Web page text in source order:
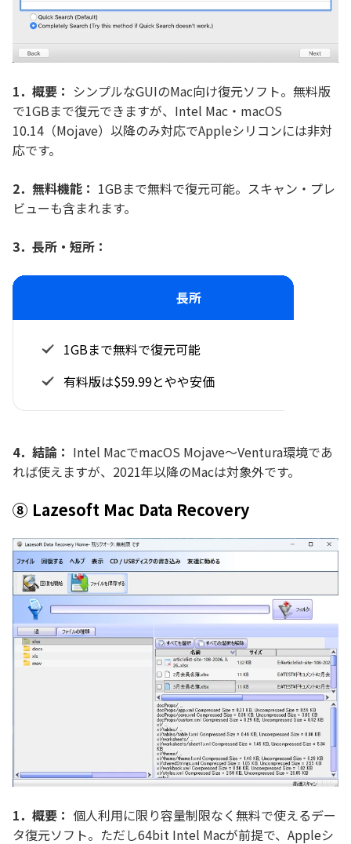
1．概要： シンプルなGUIのMac向け復元ソフト。無料版
で1GBまで復元できますが、Intel Mac・macOS
10.14（Mojave）以降のみ対応でAppleシリコンには非対
応です。
2．無料機能： 1GBまで無料で復元可能。スキャン・プレ
ビューも含まれます。
3．長所・短所：
長所
1GBまで無料で復元可能
有料版は$59.99とやや安価
4．結論： Intel MacでmacOS Mojave〜Ventura環境であ
れば使えますが、2021年以降のMacは対象外です。
⑧ Lazesoft Mac Data Recovery
1．概要： 個人利用に限り容量制限なく無料で使えるデー
タ復元ソフト。ただし64bit Intel Macが前提で、Appleシ